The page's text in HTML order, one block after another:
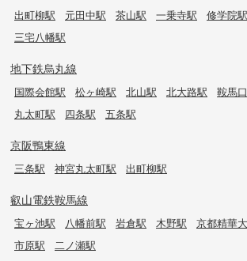
出町柳駅 元田中駅 茶山駅 一乗寺駅 修学院駅
三宅八幡駅
地下鉄烏丸線
国際会館駅 松ヶ崎駅 北山駅 北大路駅 鞍馬
丸太町駅
四条駅 五条駅
京阪鴨東線
三条駅 神宮丸太町駅 出町柳駅
叡山電鉄鞍馬線
宝ヶ池駅 八幡前駅 岩倉駅 木野駅 京都精華
市原駅
二ノ瀬駅